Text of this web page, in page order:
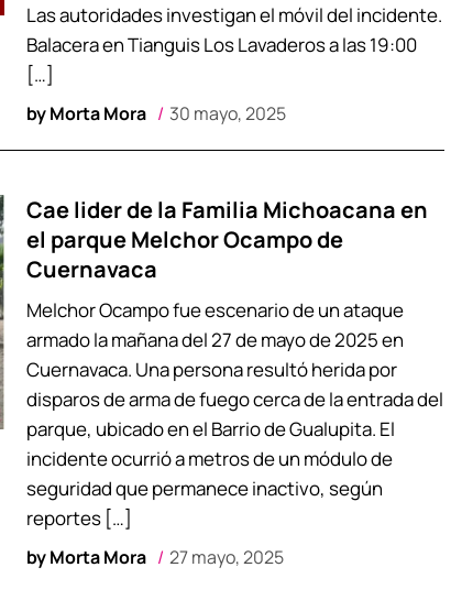
byMorta Mora 30 mayo, 2025
Las autoridades investigan el móvil del incidente.
Balacera en Tianguis Los Lavaderos a las 19:00
[…]
Cae lider de la Familia Michoacana en
el parque Melchor Ocampo de
Cuernavaca
byMorta Mora 27 mayo, 2025
Melchor Ocampo fue escenario de un ataque
armado la mañana del 27 de mayo de 2025 en
Cuernavaca. Una persona resultó herida por
disparos de arma de fuego cerca de la entrada del
parque, ubicado en el Barrio de Gualupita. El
incidente ocurrió a metros de un módulo de
seguridad que permanece inactivo, según
reportes […]